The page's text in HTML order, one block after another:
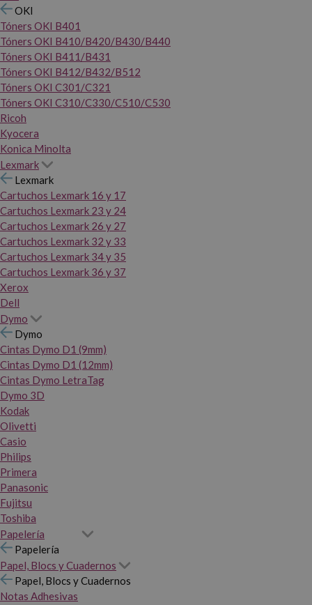
OKI
Tóners OKI B401
Tóners OKI B410/B420/B430/B440
Tóners OKI B411/B431
Tóners OKI B412/B432/B512
Tóners OKI C301/C321
Tóners OKI C310/C330/C510/C530
Ricoh
Kyocera
Konica Minolta
Lexmark
Lexmark
Cartuchos Lexmark 16 y 17
Cartuchos Lexmark 23 y 24
Cartuchos Lexmark 26 y 27
Cartuchos Lexmark 32 y 33
Cartuchos Lexmark 34 y 35
Cartuchos Lexmark 36 y 37
Xerox
Dell
Dymo
Dymo
Cintas Dymo D1 (9mm)
Cintas Dymo D1 (12mm)
Cintas Dymo LetraTag
Dymo 3D
Kodak
Olivetti
Casio
Philips
Primera
Panasonic
Fujitsu
Toshiba
Papelería
Papelería
Papel, Blocs y Cuadernos
Papel, Blocs y Cuadernos
Notas Adhesivas